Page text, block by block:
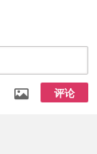
评论